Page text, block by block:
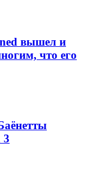
вышел и
что его
3